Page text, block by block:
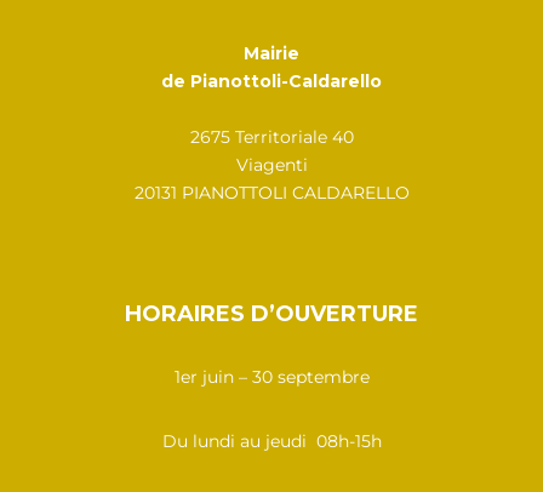
Mairie
de Pianottoli-Caldarello
2675 Territoriale 40
Viagenti
20131 PIANOTTOLI CALDARELLO
HORAIRES D’OUVERTURE
1er juin – 30 septembre
Du lundi au jeudi 08h-15h